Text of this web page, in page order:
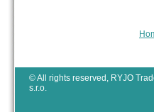
© All rights reserved, RYJO
s.r.o.